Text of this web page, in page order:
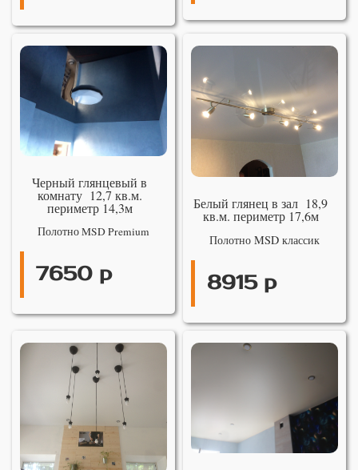
Черный глянцевый в
комнату 12,7 кв.м.
периметр 14,3м
Полотно MSD Premium
7650 р
Белый глянец в зал 18,9
кв.м. периметр 17,6м
Полотно MSD классик
8915 р